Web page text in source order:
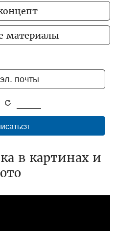
материалы
в картинах и